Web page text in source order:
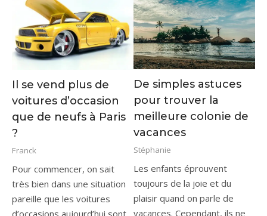
Il se vend plus de
voitures d’occasion
que de neufs à Paris
?
Franck
Pour commencer, on sait
très bien dans une situation
pareille que les voitures
De simples astuces
pour trouver la
meilleure colonie de
vacances
Stéphanie
Les enfants éprouvent
toujours de la joie et du
plaisir quand on parle de
vacances. Cependant, ils ne